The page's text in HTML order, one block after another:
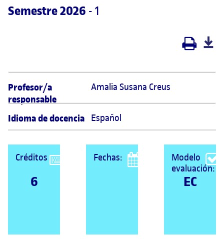
Semestre 2026 - 1
Profesor/a
responsable
Amalia Susana Creus
Idioma de docencia Español
Créditos
6
Fechas:
Modelo
evaluación:
EC